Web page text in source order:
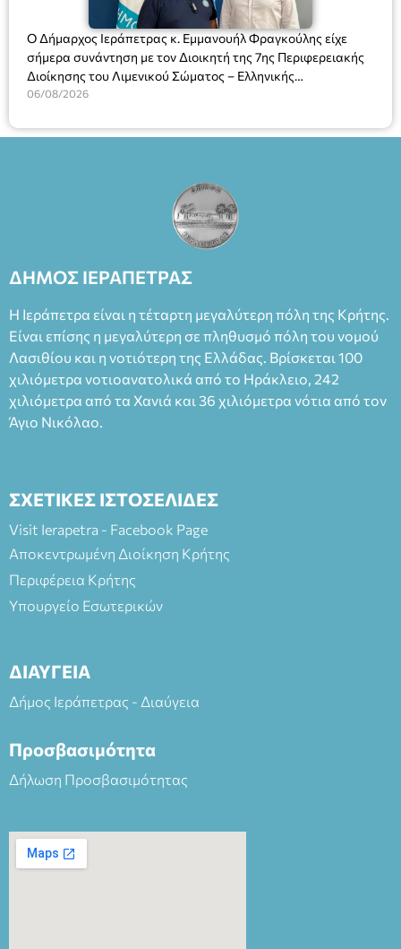
Ο Δήμαρχος Ιεράπετρας κ. Εμμανουήλ Φραγκούλης είχε
σήμερα συνάντηση με τον Διοικητή της 7ης Περιφερειακής
Διοίκησης του Λιμενικού Σώματος – Ελληνικής
Ακτοφυλακής (Λ.Σ.-ΕΛ.ΑΚΤ.), Αρχιπλοίαρχο Λ.Σ. κ. Ιωάννη
06/08/2026
ΔΗΜΟΣ ΙΕΡΑΠΕΤΡΑΣ
Η Ιεράπετρα είναι η τέταρτη μεγαλύτερη πόλη της Κρήτης.
Είναι επίσης η μεγαλύτερη σε πληθυσμό πόλη του νομού
Λασιθίου και η νοτιότερη της Ελλάδας. Βρίσκεται 100
χιλιόμετρα νοτιοανατολικά από το Ηράκλειο, 242
χιλιόμετρα από τα Χανιά και 36 χιλιόμετρα νότια από τον
Άγιο Νικόλαο.
ΣΧΕΤΙΚΕΣ ΙΣΤΟΣΕΛΙΔΕΣ
Visit Ierapetra - Facebook Page
Αποκεντρωμένη Διοίκηση Κρήτης
Περιφέρεια Κρήτης
Υπουργείο Εσωτερικών
ΔΙΑΥΓΕΙΑ
Δήμος Ιεράπετρας - Διαύγεια
Προσβασιμότητα
Δήλωση Προσβασιμότητας